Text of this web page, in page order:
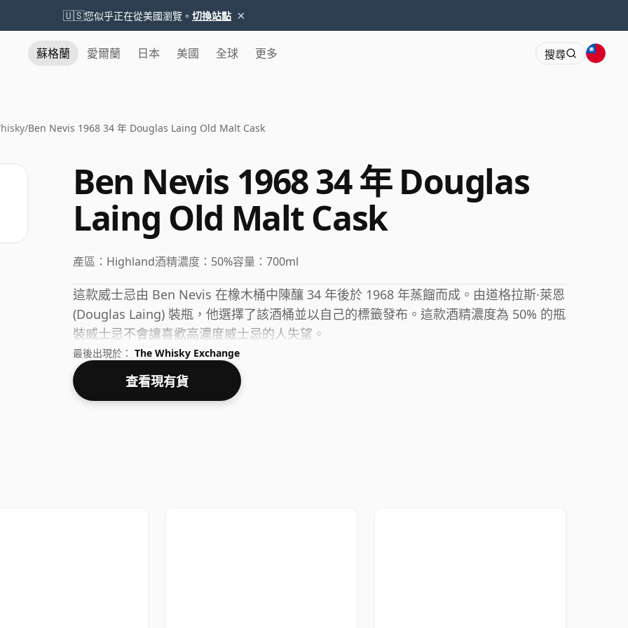
🇺🇸您似乎正在從美國瀏覽。 切換站點 ×
蘇格蘭 愛爾蘭 日本 美國 全球 更多 搜尋
/Ben Nevis 1968 34 年 Douglas Laing Old Malt Cask
Ben Nevis 1968 34 年 Douglas
Laing Old Malt Cask
產區： Highland酒精濃度： 50%容量： 700ml
這款威士忌由 Ben Nevis 在橡木桶中陳釀 34 年後於 1968 年蒸餾而成。由道格拉斯·萊恩
(Douglas Laing) 裝瓶，他選擇了該酒桶並以自己的標籤發布。這款酒精濃度為 50% 的瓶
裝威士忌不會讓喜歡高濃度威士忌的人失望。
最後出現於： The Whisky Exchange
查看現有貨